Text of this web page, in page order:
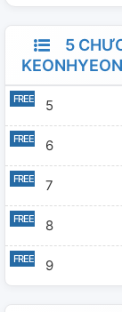
5
5
6
7
8
9